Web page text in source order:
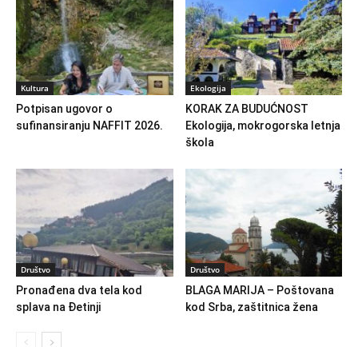
Kultura
Potpisan ugovor o
sufinansiranju NAFFIT 2026.
Ekologija
KORAK ZA BUDUĆNOST
Ekologija, mokrogorska letnja
škola
Društvo
Pronađena dva tela kod
splava na Đetinji
Društvo
BLAGA MARIJA – Poštovana
kod Srba, zaštitnica žena